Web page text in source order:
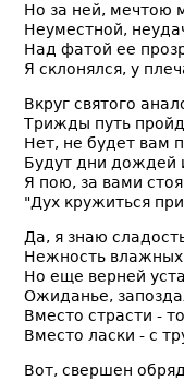
Но за ней, мечтою
Неуместной,
Над фатой ее
Я склонялся, у
Вкруг святого
Трижды путь
Нет, не будет вам
Будут дни дождей
Я пою, за вами
"Дух кружиться
Да, я знаю
Нежность влажных
Но еще верней
Ожиданье,
Вместо страсти -
Вместо ласки - с
Вот, свершен